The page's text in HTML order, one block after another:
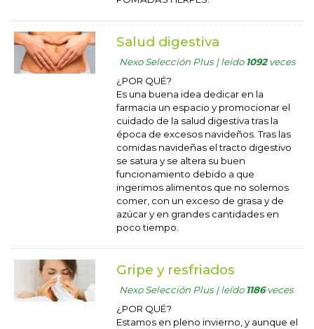
Salud digestiva
Nexo Selección Plus | leído 1092veces
¿POR QUÉ?
Es una buena idea dedicar en la
farmacia un espacio y promocionar el
cuidado de la salud digestiva tras la
época de excesos navideños. Tras las
comidas navideñas el tracto digestivo
se satura y se altera su buen
funcionamiento debido a que
ingerimos alimentos que no solemos
comer, con un exceso de grasa y de
azúcar y en grandes cantidades en
poco tiempo.
Gripe y resfriados
Nexo Selección Plus | leído 1186veces
¿POR QUÉ?
Estamos en pleno invierno, y aunque el